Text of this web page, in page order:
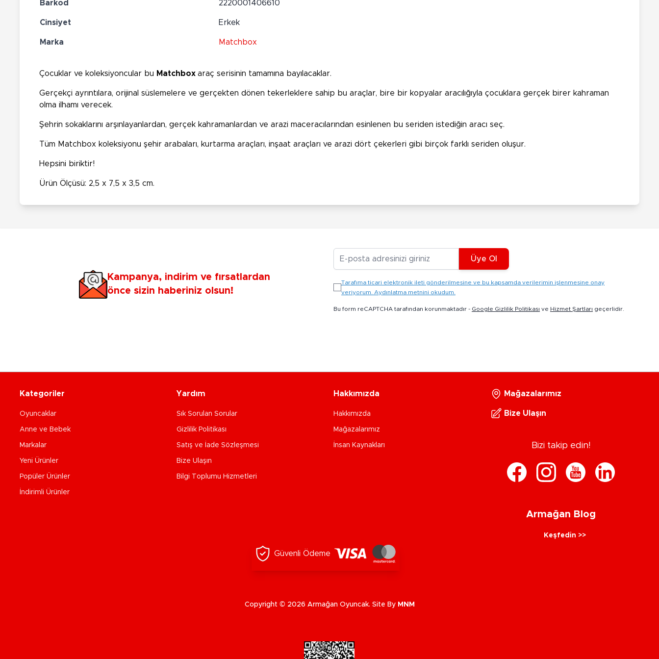
Barkod 2220001406610
Cinsiyet Erkek
Marka Matchbox
Çocuklar ve koleksiyoncular bu Matchbox araç serisinin tamamına bayılacaklar.
Gerçekçi ayrıntılara, orijinal süslemelere ve gerçekten dönen tekerleklere sahip bu araçlar, bire bir kopyalar aracılığıyla çocuklara gerçek birer kahraman
olma ilhamı verecek.
Şehrin sokaklarını arşınlayanlardan, gerçek kahramanlardan ve arazi maceracılarından esinlenen bu seriden istediğin aracı seç.
Tüm Matchbox koleksiyonu şehir arabaları, kurtarma araçları, inşaat araçları ve arazi dört çekerleri gibi birçok farklı seriden oluşur.
Hepsini biriktir!
Ürün Ölçüsü: 2,5 x 7,5 x 3,5 cm.
Kampanya, indirim ve fırsatlardan
önce sizin haberiniz olsun!
Üye Ol
Tarafıma ticari elektronik ileti gönderilmesine ve bu kapsamda verilerimin işlenmesine onay
veriyorum. Aydınlatma metnini okudum.
Bu form reCAPTCHA tarafından korunmaktadır - Google Gizlilik Politikası ve Hizmet Şartları geçerlidir.
Kategoriler
Oyuncaklar
Anne ve Bebek
Markalar
Yeni Ürünler
Popüler Ürünler
İndirimli Ürünler
Yardım
Sık Sorulan Sorular
Gizlilik Politikası
Satış ve İade Sözleşmesi
Bize Ulaşın
Bilgi Toplumu Hizmetleri
Hakkımızda
Hakkımızda
Mağazalarımız
İnsan Kaynakları
Mağazalarımız
Bize Ulaşın
Bizi takip edin!
Armağan Blog
Keşfedin >>
Güvenli Ödeme
Copyright © 2026 Armağan Oyuncak. Site By MNM